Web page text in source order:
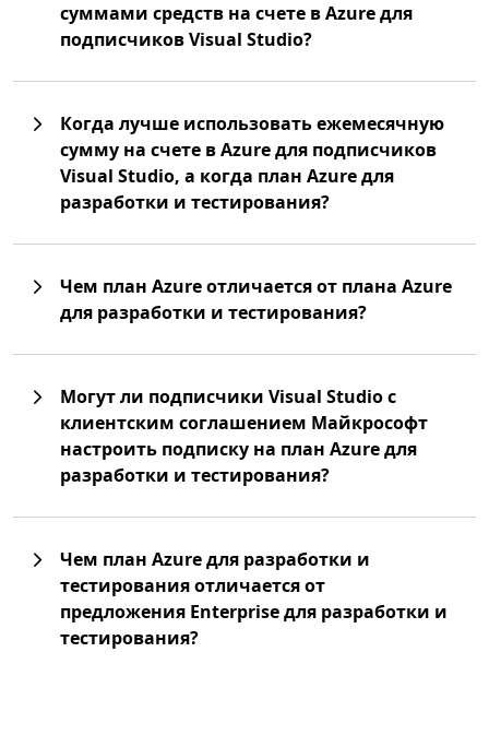
суммами средств на счете в Azure для
подписчиков Visual Studio?
Когда лучше использовать ежемесячную
сумму на счете в Azure для подписчиков
Visual Studio, а когда план Azure для
разработки и тестирования?
Чем план Azure отличается от плана Azure
для разработки и тестирования?
Могут ли подписчики Visual Studio с
клиентским соглашением Майкрософт
настроить подписку на план Azure для
разработки и тестирования?
Чем план Azure для разработки и
тестирования отличается от
предложения Enterprise для разработки и
тестирования?